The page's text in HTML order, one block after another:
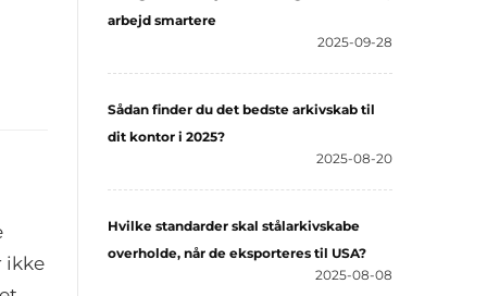
ikke
arbejd smartere
2025-09-28
Sådan finder du det bedste arkivskab til
dit kontor i 2025?
2025-08-20
Hvilke standarder skal stålarkivskabe
overholde, når de eksporteres til USA?
2025-08-08